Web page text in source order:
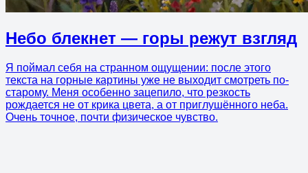
Небо блекнет — горы режут взгляд
Я поймал себя на странном ощущении: после этого
текста на горные картины уже не выходит смотреть по-
старому. Меня особенно зацепило, что резкость
рождается не от крика цвета, а от приглушённого неба.
Очень точное, почти физическое чувство.